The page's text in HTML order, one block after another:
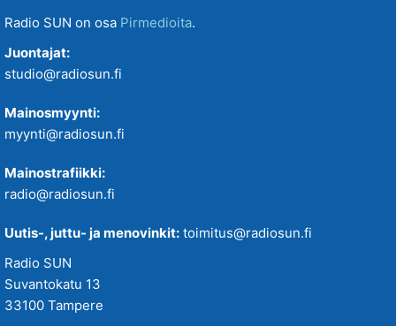
Radio SUN on osa Pirmedioita.
Juontajat:
studio@radiosun.fi
Mainosmyynti:
myynti@radiosun.fi
Mainostrafiikki:
radio@radiosun.fi
Uutis-, juttu- ja menovinkit: toimitus@radiosun.fi
Radio SUN
Suvantokatu 13
33100 Tampere